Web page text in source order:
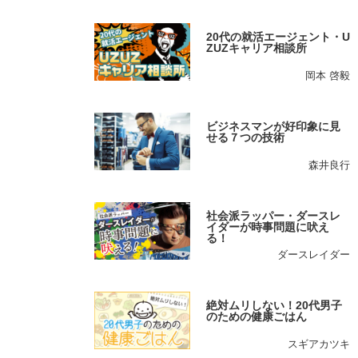
20代の就活エージェント・U
ZUZキャリア相談所
岡本 啓毅
ビジネスマンが好印象に見
せる７つの技術
森井良行
社会派ラッパー・ダースレ
イダーが時事問題に吠え
る！
ダースレイダー
絶対ムリしない！20代男子
のための健康ごはん
スギアカツキ